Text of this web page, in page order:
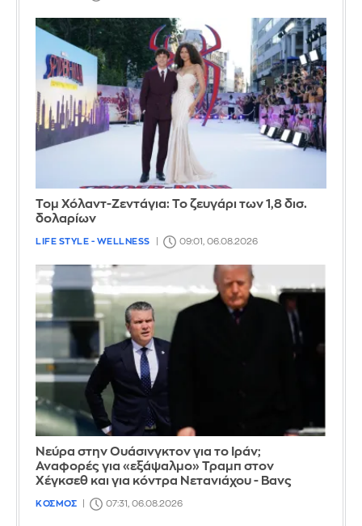
Τομ Χόλαντ-Ζεντάγια: Το ζευγάρι των 1,8 δισ.
δολαρίων
LIFE STYLE - WELLNESS 09:01, 06.08.2026
Νεύρα στην Ουάσινγκτον για το Ιράν;
Αναφορές για «εξάψαλμο» Τραμπ στον
Χέγκσεθ και για κόντρα Νετανιάχου - Βανς
ΚΟΣΜΟΣ 07:31, 06.08.2026